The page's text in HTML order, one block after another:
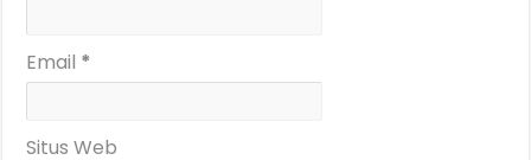
Email *
Situs Web